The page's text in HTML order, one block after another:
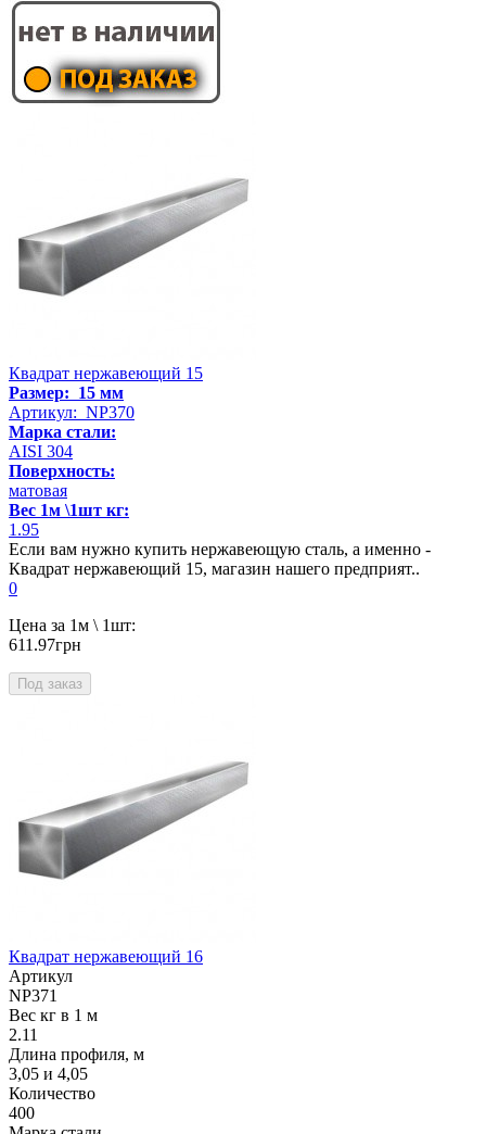
Квадрат нержавеющий 15
Размер: 15 мм
Артикул: NP370
Марка стали:
AISI 304
Поверхность:
матовая
Вес 1м \1шт кг:
1.95
Если вам нужно купить нержавеющую сталь, а именно -
Квадрат нержавеющий 15, магазин нашего предприят..
0
Цена за 1м \ 1шт:
611.97грн
Под заказ
Квадрат нержавеющий 16
Артикул
NP371
Вес кг в 1 м
2.11
Длина профиля, м
3,05 и 4,05
Количество
400